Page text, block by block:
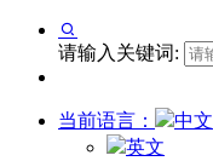
请输入关键词:
当前语言：
中文
英文